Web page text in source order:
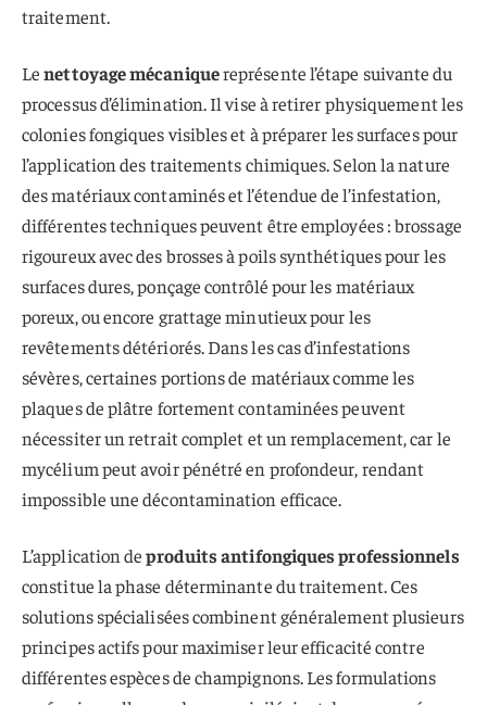
traitement.
Lenettoyage mécaniquereprésente l’étape suivante du
processus d’élimination. Il vise à retirer physiquement les
colonies fongiques visibles et à préparer les surfaces pour
l’application des traitements chimiques. Selon la nature
des matériaux contaminés et l’étendue de l’infestation,
différentes techniques peuvent être employées : brossage
rigoureux avec des brosses à poils synthétiques pour les
surfaces dures, ponçage contrôlé pour les matériaux
poreux, ou encore grattage minutieux pour les
revêtements détériorés. Dans les cas d’infestations
sévères, certaines portions de matériaux comme les
plaques de plâtre fortement contaminées peuvent
nécessiter un retrait complet et un remplacement, car le
mycélium peut avoir pénétré en profondeur, rendant
impossible une décontamination efficace.
L’application deproduits antifongiques professionnels
constitue la phase déterminante du traitement. Ces
solutions spécialisées combinent généralement plusieurs
principes actifs pour maximiser leur efficacité contre
différentes espèces de champignons. Les formulations